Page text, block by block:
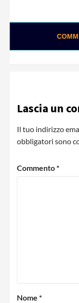
Lascia un
Il tuo indirizzo
obbligatori sono
Commento*
Nome *